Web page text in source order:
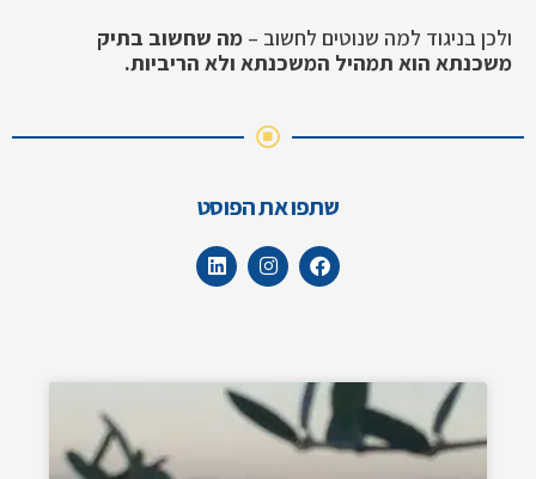
ולכן בניגוד למה שנוטים לחשוב – מה שחשוב בתיק
משכנתא הוא תמהיל המשכנתא ולא הריביות.
שתפו את הפוסט
F
a
c
o
k
I
n
s
r
a
m
L
i
n
i